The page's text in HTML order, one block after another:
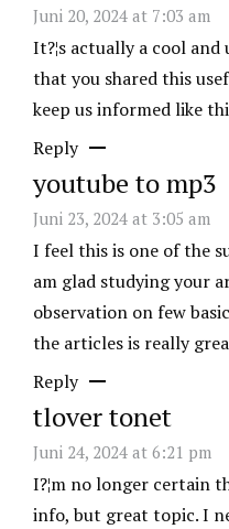
Juni 20, 2024 at 7:03 am
It?¦s actually a cool and
that you shared this
keep us informed like
Reply
youtube to mp3
Juni 23, 2024 at 3:05 am
I feel this is one of the
am glad studying your
observation on few
the articles is really
Reply
tlover tonet
Juni 24, 2024 at 6:21 pm
I?¦m no longer certain
info, but great topic. I